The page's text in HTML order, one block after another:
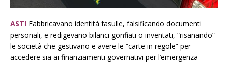
ASTI Fabbricavano identità fasulle, falsificando documenti
personali, e redigevano bilanci gonfiati o inventati, “risanando”
le società che gestivano e avere le “carte in regole” per
accedere sia ai finanziamenti governativi per l’emergenza